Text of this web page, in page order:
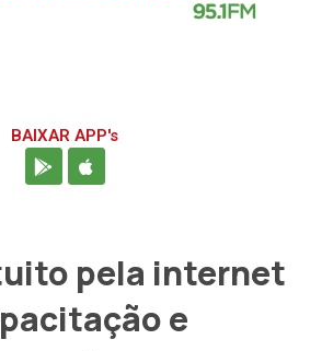
BAIXAR APP's
pela internet
e